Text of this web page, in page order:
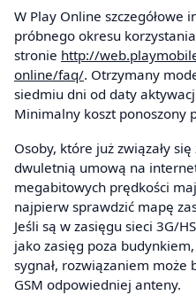
W Play Online szczegółowe
próbnego okresu
stronie http://
online/faq/. Otrzymany
siedmiu dni od daty
Minimalny koszt ponoszony
Osoby, które już związały
dwuletnią umową na
megabitowych prędkości
najpierw sprawdzić mapę
Jeśli są w zasięgu sieci 3G/
jako zasięg poza
sygnał, rozwiązaniem może
GSM odpowiedniej anteny.